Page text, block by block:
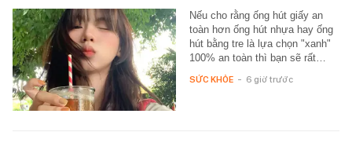
Nếu cho rằng ống hút giấy an
toàn hơn ống hút nhựa hay ống
hút bằng tre là lựa chọn "xanh"
100% an toàn thì bạn sẽ rất…
SỨC KHỎE - 6 giờ trước